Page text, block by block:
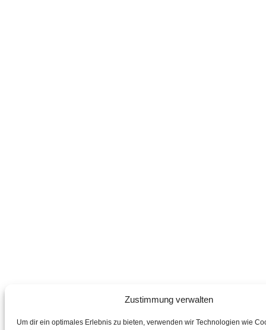
Zustimmung verwalten
Um dir ein optimales Erlebnis zu bieten, verwenden wir Technologien wie